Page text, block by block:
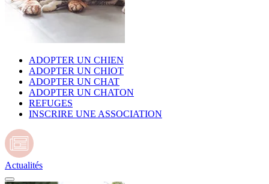
ADOPTER UN CHIEN
ADOPTER UN CHIOT
ADOPTER UN CHAT
ADOPTER UN CHATON
REFUGES
INSCRIRE UNE ASSOCIATION
Actualités